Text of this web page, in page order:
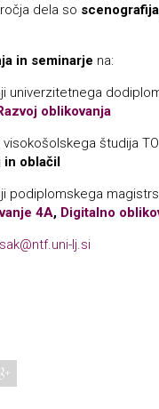
dela so
in seminarje na:
univerzitetnega
oblikovanja
visokošolskega študija
in oblačil
podiplomskega
4A, Digitalno
lj.si